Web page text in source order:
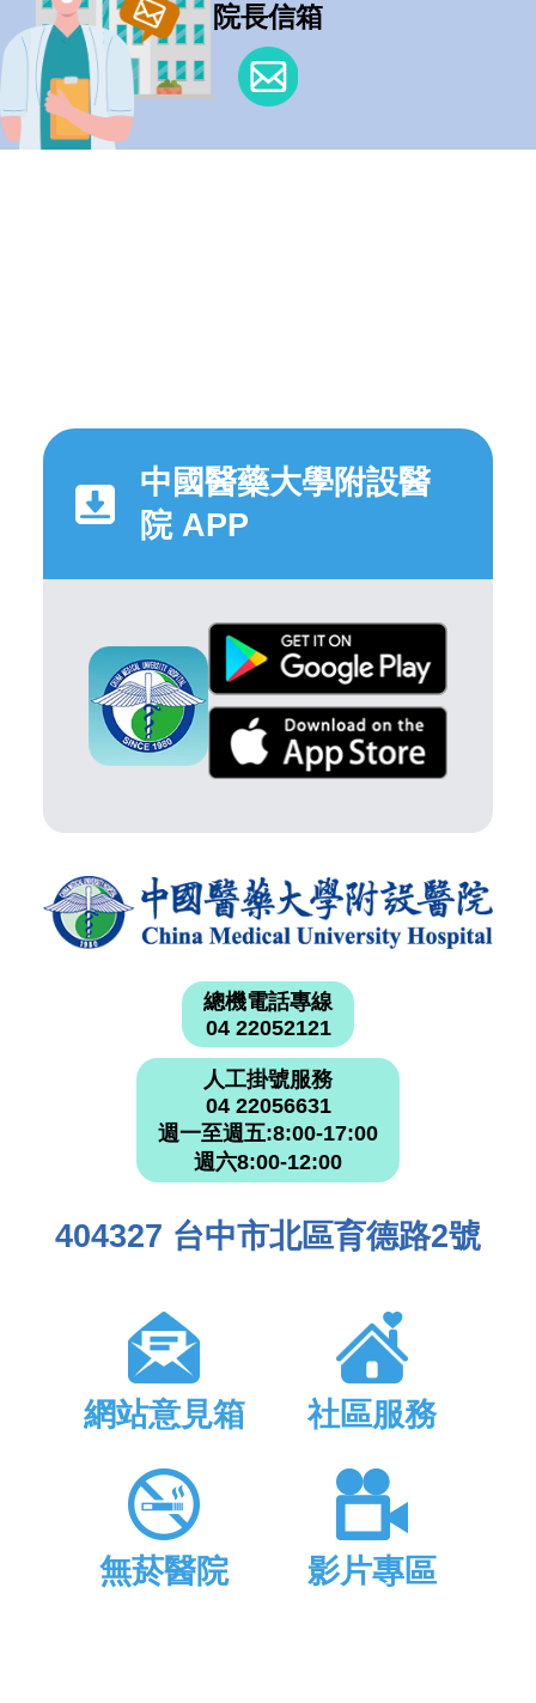
院長信箱
中國醫藥大學附設醫
院 APP
總機電話專線
04 22052121
人工掛號服務
04 22056631
週一至週五:8:00-17:00
週六8:00-12:00
404327 台中市北區育德路2號
網站意見箱 社區服務
無菸醫院 影片專區